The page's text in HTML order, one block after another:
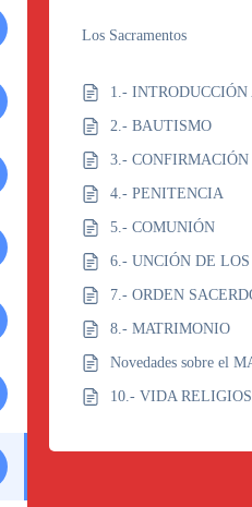
Los Sacramentos
1.-
2.- BAUTISMO
3.- CONFIRMACIÓN
4.- PENITENCIA
5.- COMUNIÓN
6.- UNCIÓN DE
7.- ORDEN
8.- MATRIMONIO
Novedades sobre el
10.- VIDA